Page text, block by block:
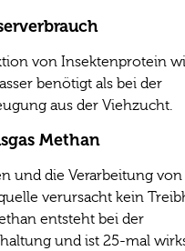
von Insektenprotein
benötigt als bei der
aus der Viehzucht.
Methan
und die Verarbeitung
verursacht kein
entsteht bei der
und ist 25-mal